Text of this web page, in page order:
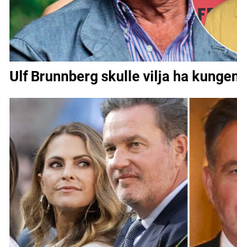
Ulf Brunnberg skulle vilja ha